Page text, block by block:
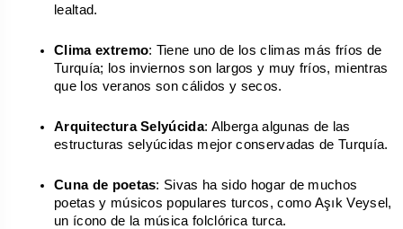
lealtad.
Clima extremo: Tiene uno de los climas más fríos de
Turquía; los inviernos son largos y muy fríos, mientras
que los veranos son cálidos y secos.
Arquitectura Selyúcida: Alberga algunas de las
estructuras selyúcidas mejor conservadas de Turquía.
Cuna de poetas: Sivas ha sido hogar de muchos
poetas y músicos populares turcos, como Aşık Veysel,
un ícono de la música folclórica turca.